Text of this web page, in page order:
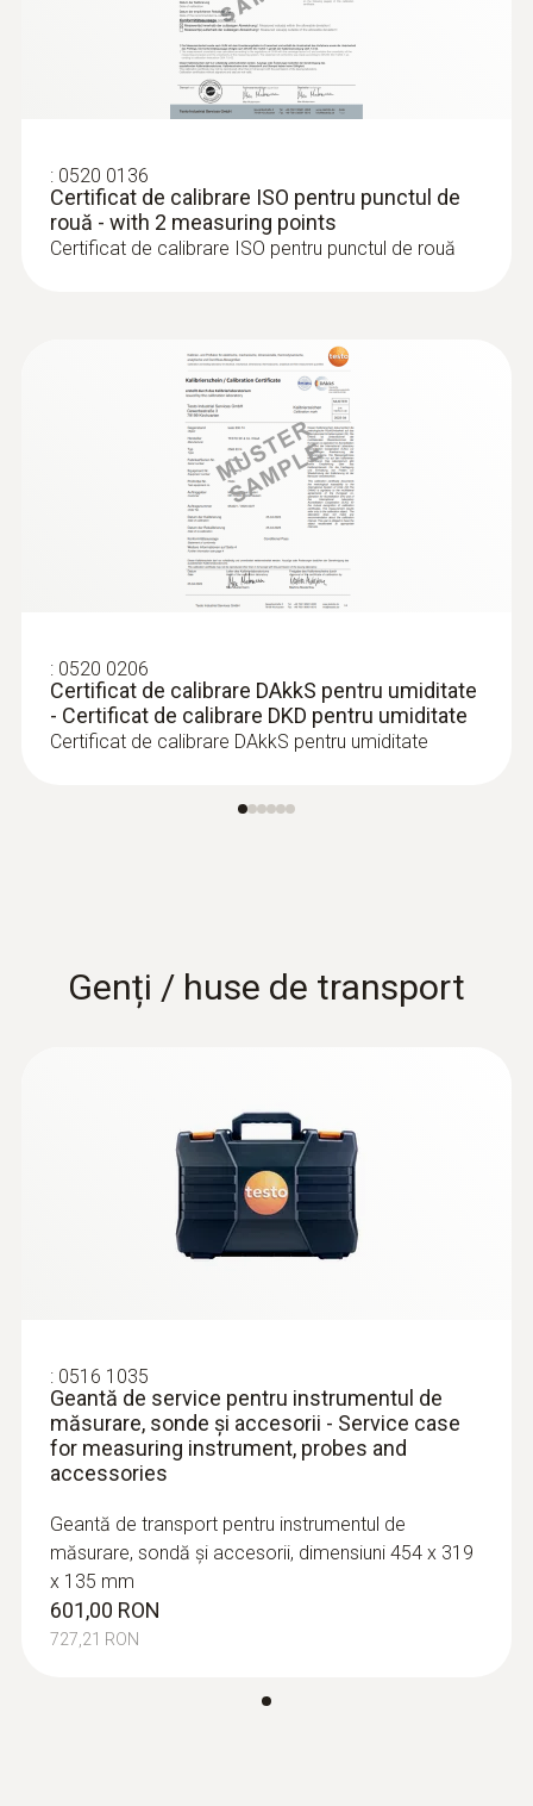
Timp scurt de răspuns (2 secunde)
583,00 RON
Sondă de penetrare/imersie rezistentă
la apă, TC Tip k
Termocuplu tip K
271,00 RON
rapidă a temperaturii, tija sondei cu lungimea
724,00 RON
:0602 5792
Vârf de imersie (priză TC tip K) - flexibil,
Vârf de măsurare ca o sârmă, pentru
: 0520 0136
Certificat de calibrare ISO pentru punctul de
rouă - with 2 measuring points
Certificat de calibrare ISO pentru punctul de rouă
: 0520 0206
Certificat de calibrare DAkkS pentru umiditate
- Certificat de calibrare DKD pentru umiditate
Certificat de calibrare DAkkS pentru umiditate
Genți / huse de transport
: 0516 1035
Geantă de service pentru instrumentul de
măsurare, sonde și accesorii - Service case
for measuring instrument, probes and
accessories
Geantă de transport pentru instrumentul de
măsurare, sondă și accesorii, dimensiuni 454 x 319
x 135 mm
601,00 RON
727,21 RON